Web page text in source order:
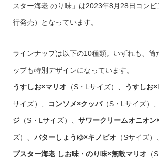
スター海老 のり味」は2023年8月28日コン
行発売）となっています。
ラインナップは以下の10種類。いずれも、筒
ップも特別デザインになっています。
うすしお×マリオ （S・Lサイズ）、 うすしお
サイズ）、 コンソメ×クッパ（S・Lサイズ）、
ジ（S・Lサイズ）、 サワークリームオニオン
ズ）、 バターしょうゆ×キノピオ （Sサイズ）、
プスター海老 しお味・のり味×無敵マリオ （